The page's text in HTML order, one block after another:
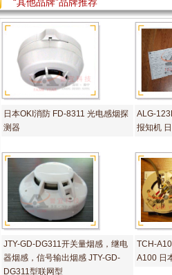
日本OKI消防 FD-8311 光电感烟探
测器
ALG-
报知机
JTY-GD-DG311开关量烟感，继电
器烟感，信号输出烟感 JTY-GD-
DG311型联网型
TCH-
A100 日